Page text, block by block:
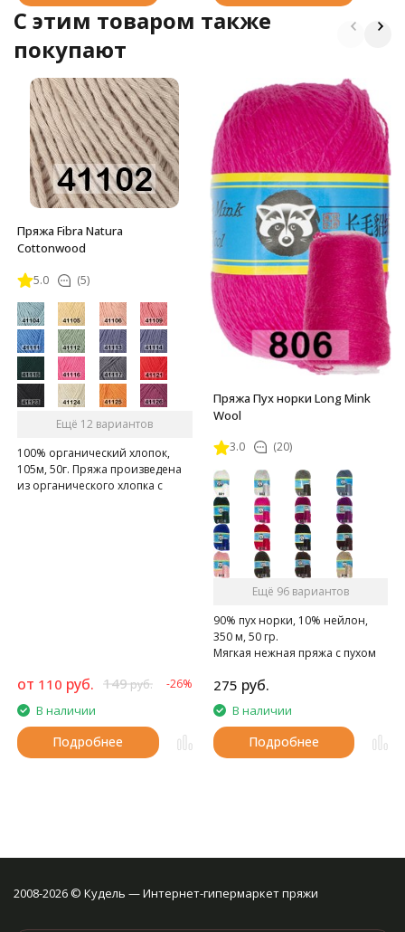
C этим товаром также
покупают
Пряжа Fibra Natura
Cottonwood
5.0 (5)
Ещё 12 вариантов
100% органический хлопок,
105м, 50г. Пряжа произведена
из органического хлопка с
от 110 руб. 149руб. -26%
В наличии
Подробнее
Пряжа Пух норки Long Mink
Wool
3.0 (20)
Ещё 96 вариантов
90% пух норки, 10% нейлон,
350 м, 50 гр.
Мягкая нежная пряжа с пухом
275 руб.
В наличии
Подробнее
2008-2026 © Кудель — Интернет-гипермаркет пряжи